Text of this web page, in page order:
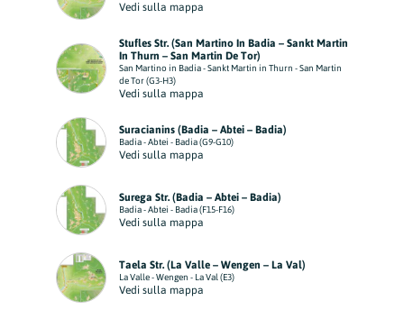
Vedi sulla mappa
Stufles Str. (San Martino In Badia – Sankt Martin
In Thurn – San Martin De Tor)
San Martino in Badia - Sankt Martin in Thurn - San Martin
de Tor (G3-H3)
Vedi sulla mappa
Suracianins (Badia – Abtei – Badia)
Badia - Abtei - Badia (G9-G10)
Vedi sulla mappa
Surega Str. (Badia – Abtei – Badia)
Badia - Abtei - Badia (F15-F16)
Vedi sulla mappa
Taela Str. (La Valle – Wengen – La Val)
La Valle - Wengen - La Val (E3)
Vedi sulla mappa